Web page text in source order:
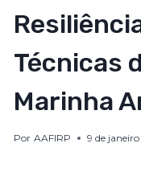
Técnicas
Marinha
Por AAFIRP 9 de